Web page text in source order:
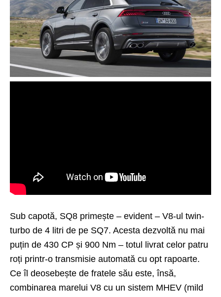
Sub capotă, SQ8 primește – evident – V8-ul twin-
turbo de 4 litri de pe SQ7. Acesta dezvoltă nu mai
puțin de 430 CP și 900 Nm – totul livrat celor patru
roți printr-o transmisie automată cu opt rapoarte.
Ce îl deosebește de fratele său este, însă,
combinarea marelui V8 cu un sistem MHEV (mild